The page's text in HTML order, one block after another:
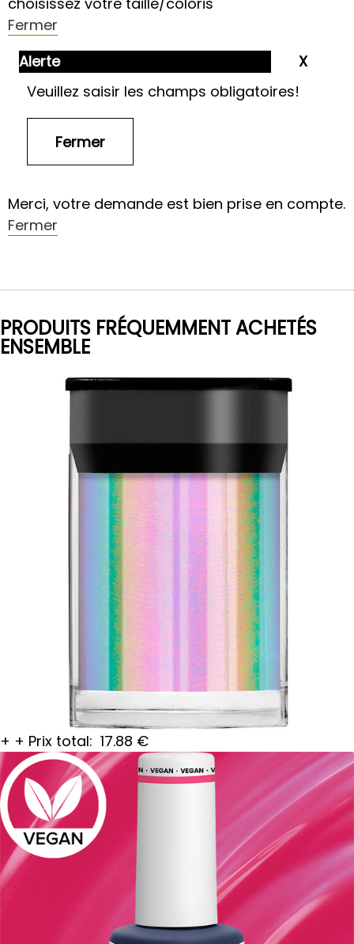
Fermer
Alerte
Veuillez saisir les champs obligatoires!
Merci, votre demande est bien prise en compte.
Fermer
PRODUITS FRÉQUEMMENT ACHETÉS
ENSEMBLE
+ + Prix total: 17.88 €